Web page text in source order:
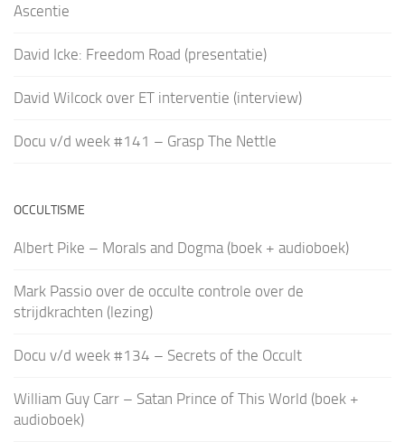
Ascentie
David Icke: Freedom Road (presentatie)
David Wilcock over ET interventie (interview)
Docu v/d week #141 – Grasp The Nettle
OCCULTISME
Albert Pike – Morals and Dogma (boek + audioboek)
Mark Passio over de occulte controle over de
strijdkrachten (lezing)
Docu v/d week #134 – Secrets of the Occult
William Guy Carr – Satan Prince of This World (boek +
audioboek)